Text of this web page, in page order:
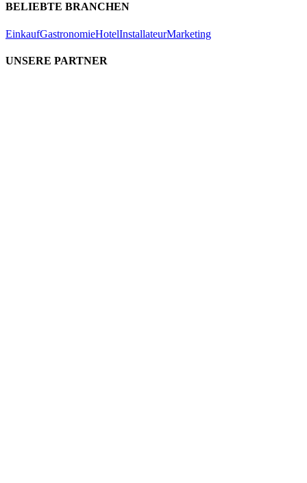
BELIEBTE BRANCHEN
EinkaufGastronomieHotelInstallateurMarketing
UNSERE PARTNER